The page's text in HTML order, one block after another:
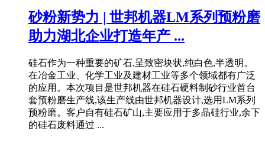
砂粉新势力 | 世邦机器LM系列预粉磨
助力湖北企业打造年产 ...
硅石作为一种重要的矿石,呈致密块状,纯白色,半透明。
在冶金工业、化学工业及建材工业等多个领域都有广泛
的应用。本次项目是世邦机器在硅石硬料制砂行业首台
套预粉磨生产线,该生产线由世邦机器设计,选用LM系列
预粉磨。客户自有硅石矿山,主要应用于多晶硅行业,余下
的硅石废料通过 ...